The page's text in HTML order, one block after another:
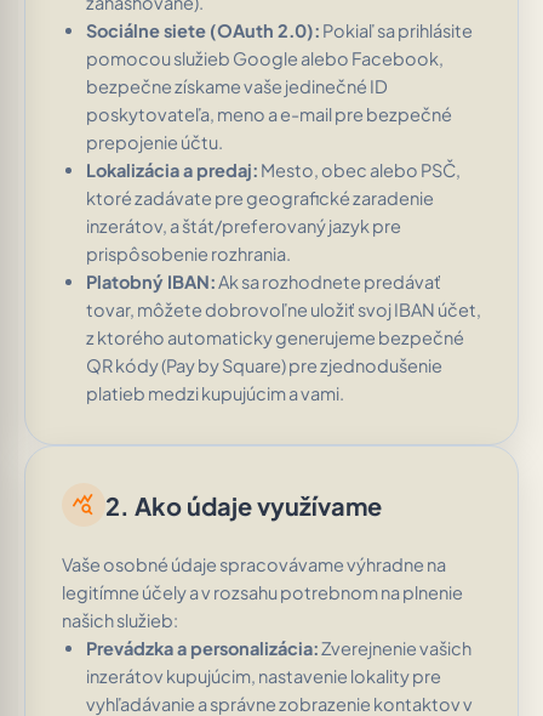
Sociálne siete (OAuth 2.0): Pokiaľ sa prihlásite
pomocou služieb Google alebo Facebook,
bezpečne získame vaše jedinečné ID
poskytovateľa, meno a e-mail pre bezpečné
prepojenie účtu.
Lokalizácia a predaj: Mesto, obec alebo PSČ,
ktoré zadávate pre geografické zaradenie
inzerátov, a štát/preferovaný jazyk pre
prispôsobenie rozhrania.
Platobný IBAN:Ak sa rozhodnete predávať
tovar, môžete dobrovoľne uložiť svoj IBAN účet,
z ktorého automaticky generujeme bezpečné
QR kódy (Pay by Square) pre zjednodušenie
platieb medzi kupujúcim a vami.
query_stats 2. Ako údaje využívame
Vaše osobné údaje spracovávame výhradne na
legitímne účely a v rozsahu potrebnom na plnenie
našich služieb:
Prevádzka a personalizácia:Zverejnenie vašich
inzerátov kupujúcim, nastavenie lokality pre
vyhľadávanie a správne zobrazenie kontaktov v